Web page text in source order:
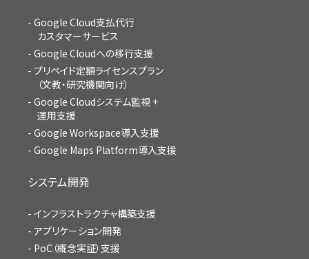
Google Cloud支払代行
カスタマーサービス
Google Cloudへの移行支援
プリペイド定額ライセンスプラン
（文教・研究機関向け）
Google Cloudシステム監視 +
運用支援
Google Workspace導入支援
Google Maps Platform導入支援
システム開発
インフラストラクチャ構築支援
アプリケーション開発
PoC（概念実証）支援